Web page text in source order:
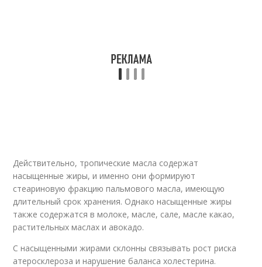
Действительно, тропические масла содержат
насыщенные жиры, и именно они формируют
стеариновую фракцию пальмового масла, имеющую
длительный срок хранения. Однако насыщенные жиры
также содержатся в молоке, масле, сале, масле какао,
растительных маслах и авокадо.
С насыщенными жирами склонны связывать рост риска
атеросклероза и нарушение баланса холестерина.